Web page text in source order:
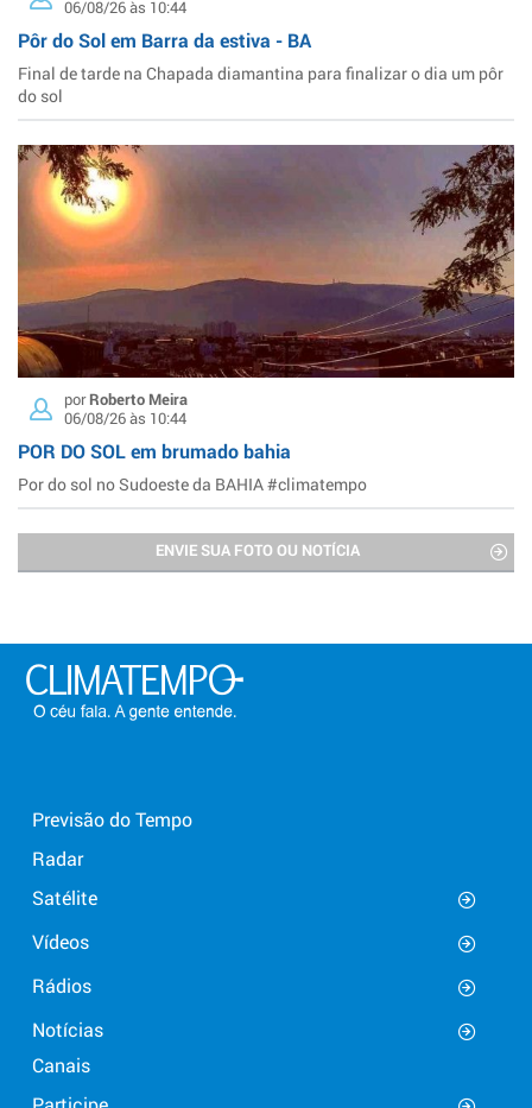
06/08/26 às 10:44
Pôr do Sol em Barra da estiva - BA
Final de tarde na Chapada diamantina para finalizar o dia um pôr
do sol
porRoberto Meira
06/08/26 às 10:44
POR DO SOL em brumado bahia
Por do sol no Sudoeste da BAHIA #climatempo
ENVIE SUA FOTO OU NOTÍCIA
Previsão do Tempo
Radar
Satélite
Vídeos
Rádios
Notícias
Canais